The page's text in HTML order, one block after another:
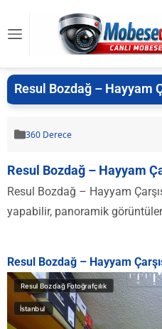
Resul Bozdağ – Hayyam
360 Derece
Resul Bozdağ – Hayyam
Resul Bozdağ – Hayyam
yapabilir, panoramik
Resul Bozdağ – Hayyam